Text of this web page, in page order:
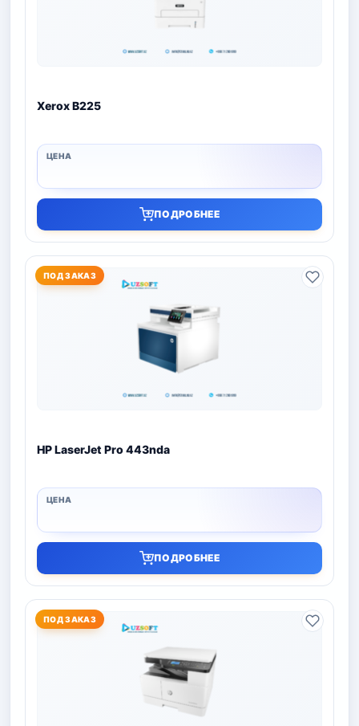
Xerox B225
ПОДРОБНЕЕ
ПОД ЗАКАЗ
HP LaserJet Pro 443nda
ПОДРОБНЕЕ
ПОД ЗАКАЗ